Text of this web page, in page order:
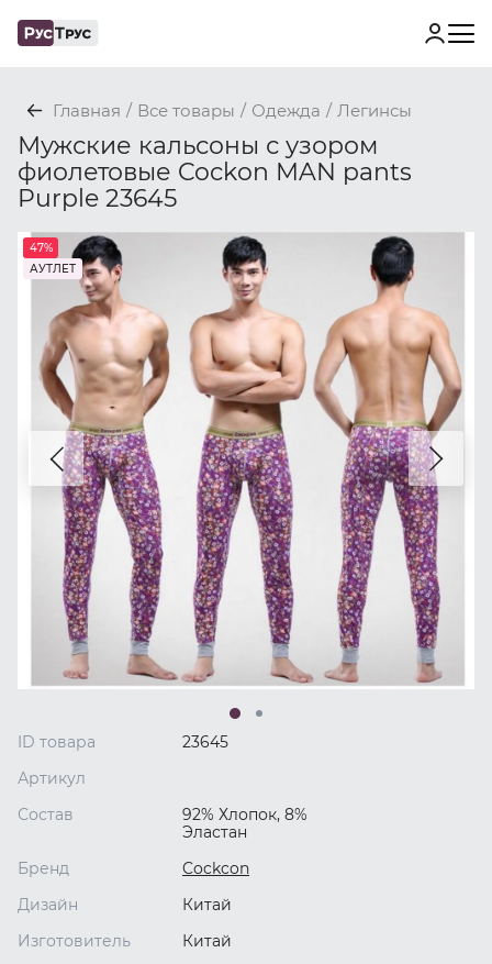
Главная / Все товары / Одежда / Легинсы
Мужские кальсоны с узором
фиолетовые Cockon MAN pants
Purple 23645
47%
АУТЛЕТ
ID товара
23645
Артикул
Состав
92% Хлопок, 8%
Эластан
Бренд
Cockcon
Дизайн
Китай
Изготовитель
Китай